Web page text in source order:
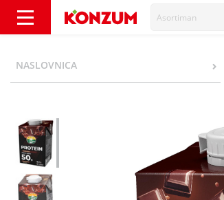
Asortiman
NASLOVNICA